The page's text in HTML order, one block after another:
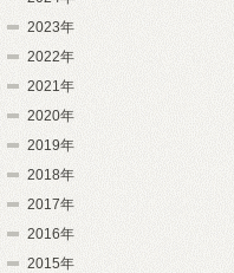
2023年
2022年
2021年
2020年
2019年
2018年
2017年
2016年
2015年